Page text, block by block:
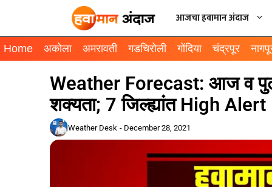
आजचा हवामान अंदाज
Home अकोला अमरावती गडचिरोली गोंदिया चंद्रपूर
Weather Forecast: आज व
शक्यता; 7 जिल्ह्यांत High Alert
Weather Desk - December 28, 2021